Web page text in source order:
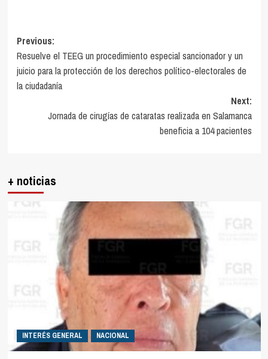
Post
navigation
Previous:
Resuelve el TEEG un procedimiento especial sancionador y un
juicio para la protección de los derechos político-electorales de
la ciudadanía
Next:
Jornada de cirugías de cataratas realizada en Salamanca
beneficia a 104 pacientes
+ noticias
INTERÉS GENERAL NACIONAL